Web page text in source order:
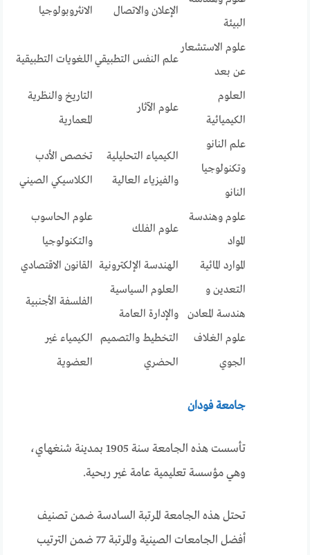
البيئة
الإعلان والاتصال الانثروبولوجيا
علوم الاستشعار
عن بعد
علم النفس التطبيقي اللغويات التطبيقية
العلوم
الكيميائية
علوم الآثار
التاريخ والنظرية
المعمارية
علم النانو
وتكنولوجيا
النانو
الكيمياء التحليلية
والفيزياء العالية
تخصص الأدب
الكلاسيكي الصيني
علوم وهندسة
المواد
علوم الفلك
علوم الحاسوب
والتكنولوجيا
الموارد المائية
الهندسة الإلكترونية القانون الاقتصادي
التعدين و
هندسة المعادن
العلوم السياسية
والإدارة العامة
الفلسفة الأجنبية
علوم الغلاف
الجوي
التخطيط والتصميم
الحضري
الكيمياء غير
العضوية
جامعة فودان
تأسست هذه الجامعة سنة 1905 بمدينة شنغهاي،
وهي مؤسسة تعليمية عامة غير ربحية.
تحتل هذه الجامعة المرتبة السادسة ضمن تصنيف
أفضل الجامعات الصينية والمرتبة 77 ضمن الترتيب